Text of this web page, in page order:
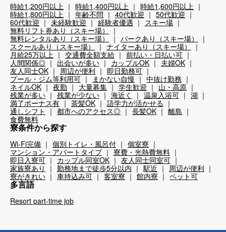
時給1,200円以上 時給1,400円以上
時給1,600円以上
時給1,800円以上
年齢不問 40代歓迎
50代歓迎
60代歓迎
未経験歓迎 経験者優遇
スキー場
無料リフト券あり（スキー場）
無料レンタルあり（スキー場）
パークあり（スキー場）
スクールあり（スキー場）
ナイターあり（スキー場）
月給25万以上
交通費全額支給
前払い・日払い可
人間関係◎
出会いが多い カップルOK
夫婦OK
友人同士OK
周辺が便利
即日勤務可
プール・ジム等利用可
まかない自慢
中抜け勤務
ネイルOK
夜勤 大量募集 学生歓迎
山・高原
残業が多い
残業が少ない 海近く 温泉入浴可
湖
満了ボーナス有
茶髪OK
語学力が活かせる
通しシフト
都市へのアクセス◎ 長髪OK
離島
食費無料
寮条件から探す
Wi-Fi完備 個別トイレ・風呂付
個室寮
マンション・アパートタイプ
寮費・光熱費無料
即日入寮可
カップル同室OK
友人同士同室可
家族寮あり
勤務地まで徒歩5分以内 駅近
周辺が便利
寮がきれい
車持込み可 客室寮 館内寮 ペット可
多言語
Resort part-time job